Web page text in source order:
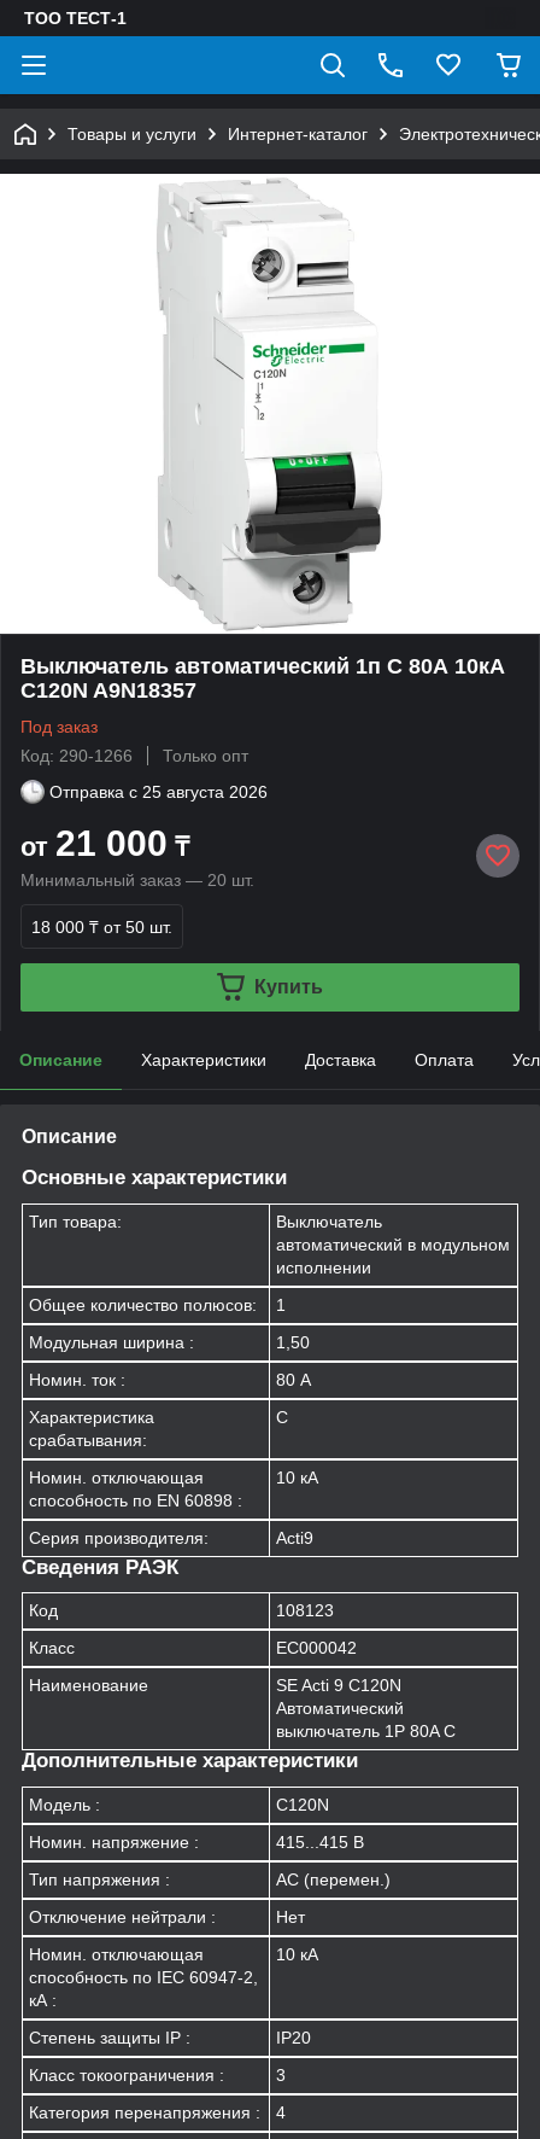
ТОО ТЕСТ-1
Товары и услуги Интернет-каталог
Выключатель автоматический 1п C 80А 10кА
C120N A9N18357
Под заказ
Код: 290-1266
Только опт
Отправка с 25 августа 2026
от 21 000 ₸
Минимальный заказ — 20 шт.
18 000 ₸ от 50 шт.
Купить
Описание Характеристики Доставка Оплата
Описание
Основные характеристики
Тип товара:
Выключатель
автоматический в модульном
исполнении
Общее количество полюсов:
1
Модульная ширина :
1,50
Номин. ток :
80 А
Характеристика
срабатывания:
C
Номин. отключающая
способность по EN 60898 :
10 кА
Серия производителя: Acti9
Сведения РАЭК
Код
108123
Класс
EC000042
Наименование
SE Acti 9 C120N
Автоматический
выключатель 1P 80A C
Дополнительные характеристики
Модель :
C120N
Номин. напряжение :
415...415 В
Тип напряжения :
AC (перемен.)
Отключение нейтрали :
Нет
Номин. отключающая
способность по IEC 60947-2,
кА :
10 кА
Степень защиты IP :
IP20
Класс токоограничения :
3
Категория перенапряжения :
4